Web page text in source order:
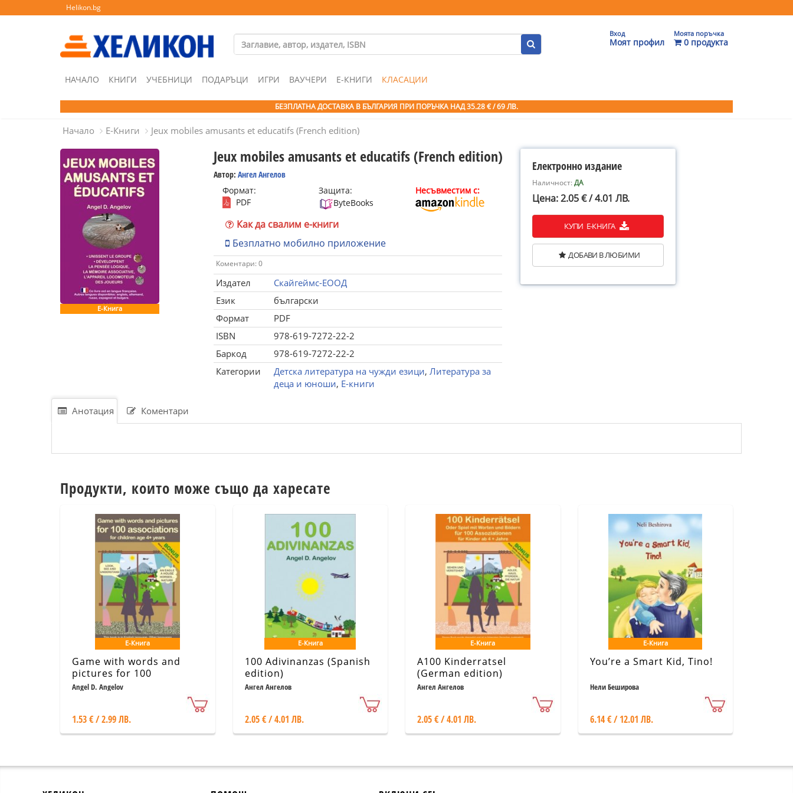
Helikon.bg
Вход
Моят профил
Моята поръчка
0 продукта
НАЧАЛО КНИГИ УЧЕБНИЦИ ПОДАРЪЦИ ИГРИ ВАУЧЕРИ Е-КНИГИ КЛАСАЦИИ
БЕЗПЛАТНА ДОСТАВКА В БЪЛГАРИЯ ПРИ ПОРЪЧКА НАД 35.28 € / 69 ЛВ.
Начало Е-Книги Jeux mobiles amusants et educatifs (French edition)
Е-Книга
Jeux mobiles amusants et educatifs (French edition)
Автор: Ангел Ангелов
Формат:
PDF
Защита:
ByteBooks
Несъвместим с:
Как да свалим е-книги
Безплатно мобилно приложение
Коментари: 0
Издател
Скайгеймс-ЕООД
Език
български
Формат
PDF
ISBN
978-619-7272-22-2
Баркод
978-619-7272-22-2
Категории
Детска литература на чужди езици, Литература за
деца и юноши, Е-книги
Електронно издание
Наличност:ДА
Цена: 2.05 € / 4.01 ЛВ.
КУПИ Е-КНИГА
ДОБАВИ В ЛЮБИМИ
Анотация Коментари
Продукти, които може също да харесате
Е-Книга
Game with words and
pictures for 100
associations for children
Angel D. Angelov
1.53 € / 2.99 ЛВ.
Е-Книга
100 Adivinanzas (Spanish
edition)
Ангел Ангелов
2.05 € / 4.01 ЛВ.
Е-Книга
A100 Kinderratsel
(German edition)
Ангел Ангелов
2.05 € / 4.01 ЛВ.
Е-Книга
You’re a Smart Kid, Tino!
Нели Беширова
6.14 € / 12.01 ЛВ.